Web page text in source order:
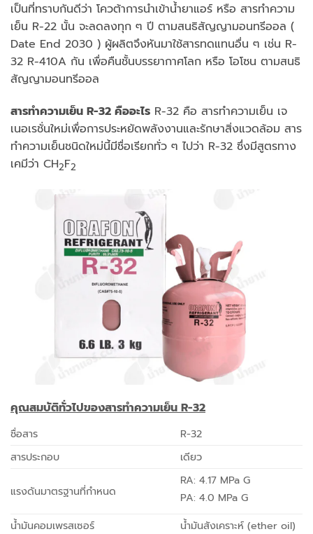
เป็นที่ทราบกันดีว่า โควต้าการนำเข้าน้ำยาแอร์ หรือ สารทำความ
เย็น R-22 นั้น จะลดลงทุก ๆ ปี ตามสนธิสัญญามอนทรีออล (
Date End 2030 ) ผู้ผลิตจึงหันมาใช้สารทดแทนอื่น ๆ เช่น R-
32 R-410A กัน เพื่อคืนชั้นบรรยากาศโลก หรือ โอโซน ตามสนธิ
สัญญามอนทรีออล
สารทำความเย็น R-32 คืออะไร R-32 คือ สารทำความเย็น เจ
เนอเรชั่นใหม่เพื่อการประหยัดพลังงานและรักษาสิ่งแวดล้อม สาร
ทำความเย็นชนิดใหม่นี้มีชื่อเรียกทั่ว ๆ ไปว่า R-32 ซึ่งมีสูตรทาง
เคมีว่า CH2F2
คุณสมบัติทั่วไปของสารทำความเย็น R-32
ชื่อสาร
R-32
สารประกอบ
เดียว
แรงดันมาตรฐานที่กำหนด
RA: 4.17 MPa G
PA: 4.0 MPa G
น้ำมันคอมเพรสเซอร์
น้ำมันสังเคราะห์ (ether oil)